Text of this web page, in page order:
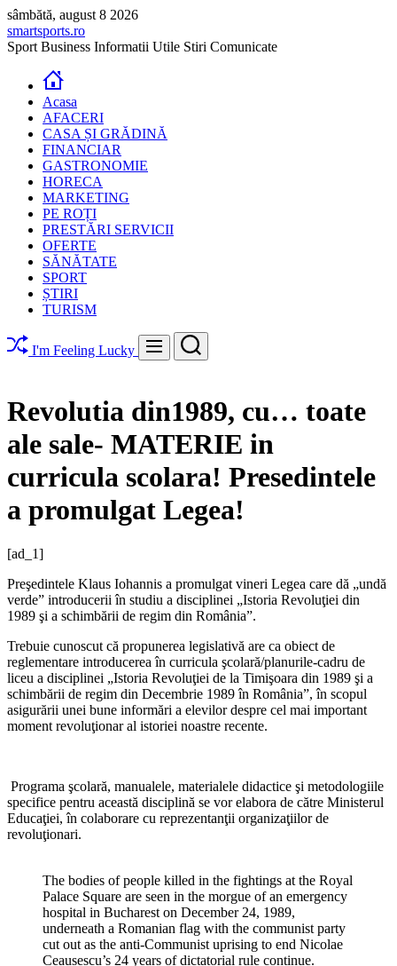
Skip
to
content
sâmbătă, august 8 2026
smartsports.ro
Sport Business Informatii Utile Stiri Comunicate
Acasa
AFACERI
CASA ȘI GRĂDINĂ
FINANCIAR
GASTRONOMIE
HORECA
MARKETING
PE ROȚI
PRESTĂRI SERVICII
OFERTE
SĂNĂTATE
SPORT
ȘTIRI
TURISM
I'm Feeling Lucky Menu Search
Revolutia din1989, cu… toate
ale sale- MATERIE in
curricula scolara! Presedintele
a promulgat Legea!
[ad_1]
Preşedintele Klaus Iohannis a promulgat vineri Legea care dă „undă
verde” introducerii în studiu a disciplinei „Istoria Revoluţiei din
1989 şi a schimbării de regim din România”.
Trebuie cunoscut că propunerea legislativă are ca obiect de
reglementare introducerea în curricula şcolară/planurile-cadru de
liceu a disciplinei „Istoria Revoluţiei de la Timişoara din 1989 şi a
schimbării de regim din Decembrie 1989 în România”, în scopul
asigurării unei bune informări a elevilor despre cel mai important
moment revoluţionar al istoriei noastre recente.
Programa şcolară, manualele, materialele didactice şi metodologiile
specifice pentru această disciplină se vor elabora de către Ministerul
Educaţiei, în colaborare cu reprezentanţii organizaţiilor de
revoluţionari.
The bodies of people killed in the fightings at the Royal
Palace Square are seen in the morgue of an emergency
hospital in Bucharest on December 24, 1989,
underneath a Romanian flag with the communist party
cut out as the anti-Communist uprising to end Nicolae
Ceausescu’s 24 years of dictatorial rule continue.